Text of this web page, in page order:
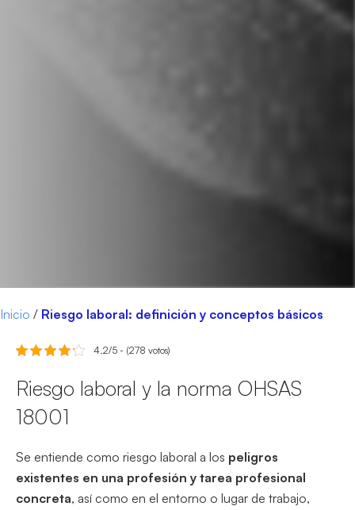
Inicio / Riesgo laboral: definición y conceptos básicos
4.2/5 - (278 votos)
Riesgo laboral y la norma OHSAS
18001
Se entiende como riesgo laboral a los peligros
existentes en una profesión y tarea profesional
concreta, así como en el entorno o lugar de trabajo,